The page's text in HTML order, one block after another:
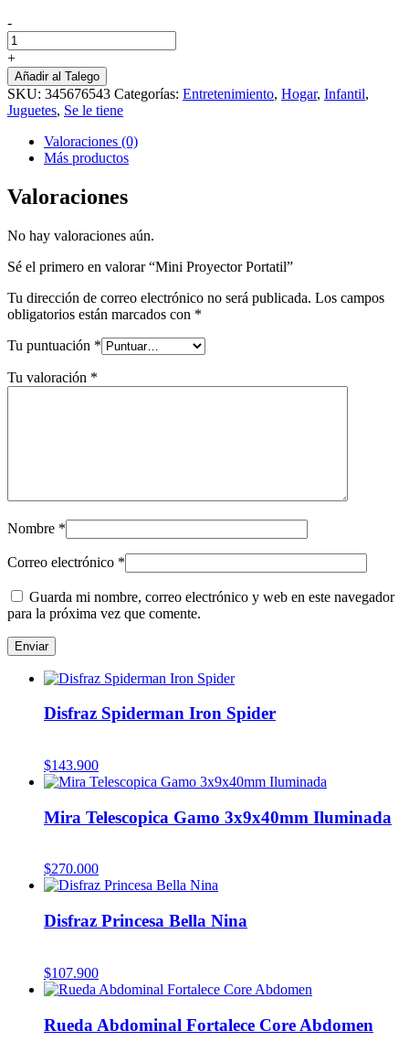
-
Mini
Proyector
Portatil
cantidad
+
Añadir al Talego
SKU: 345676543 Categorías: Entretenimiento, Hogar, Infantil,
Juguetes, Se le tiene
Valoraciones (0)
Más productos
Valoraciones
No hay valoraciones aún.
Sé el primero en valorar “Mini Proyector Portatil”
Tu dirección de correo electrónico no será publicada. Los campos
obligatorios están marcados con *
Tu puntuación *
Tu valoración *
Nombre *
Correo electrónico *
Guarda mi nombre, correo electrónico y web en este navegador
para la próxima vez que comente.
Disfraz Spiderman Iron Spider
$143.900
Mira Telescopica Gamo 3x9x40mm Iluminada
$270.000
Disfraz Princesa Bella Nina
$107.900
Rueda Abdominal Fortalece Core Abdomen